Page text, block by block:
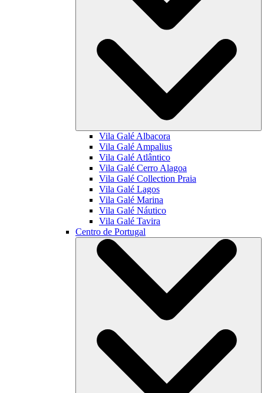
Vila Galé Albacora
Vila Galé Ampalius
Vila Galé Atlântico
Vila Galé Cerro Alagoa
Vila Galé Collection Praia
Vila Galé Lagos
Vila Galé Marina
Vila Galé Náutico
Vila Galé Tavira
Centro de Portugal